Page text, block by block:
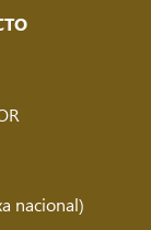
nacional)